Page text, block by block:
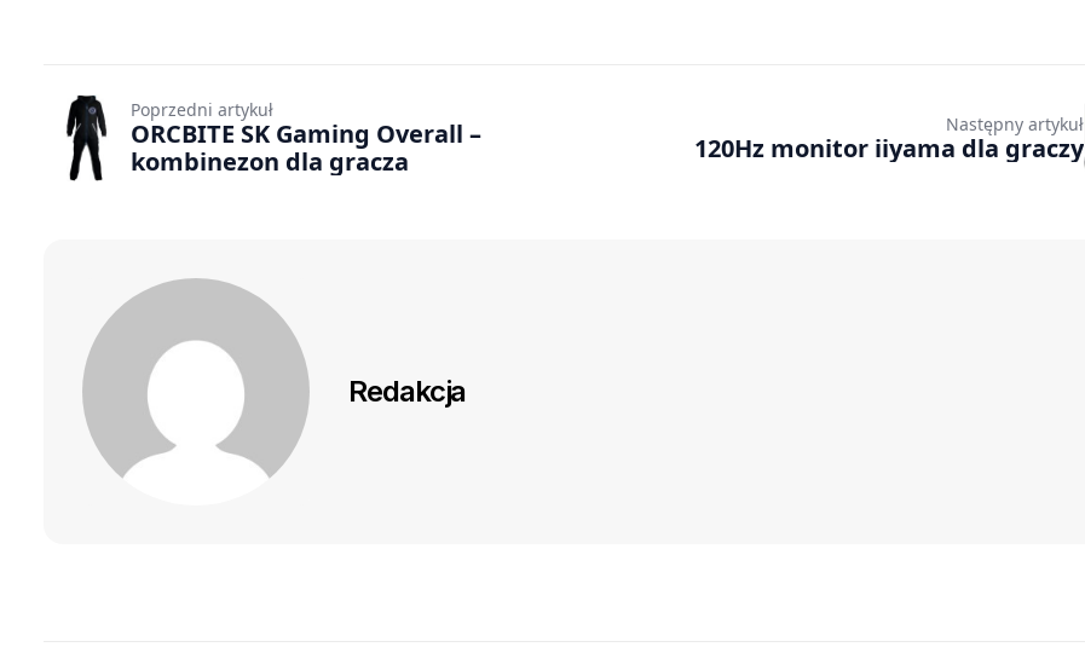
Poprzedni artykuł
ORCBITE SK Gaming Overall –
kombinezon dla gracza
Następny artykuł
120Hz monitor iiyama dla graczy
Redakcja